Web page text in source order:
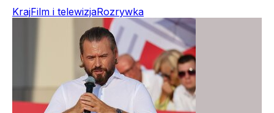
KrajFilm i telewizjaRozrywka